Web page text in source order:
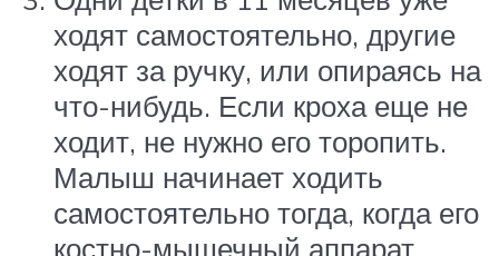
ходят самостоятельно, другие
ходят за ручку, или опираясь на
что-нибудь. Если кроха еще не
ходит, не нужно его торопить.
Малыш начинает ходить
самостоятельно тогда, когда его
костно-мышечный аппарат